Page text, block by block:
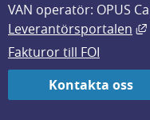
VAN operatör: OPUS
Leverantörsportalen
Fakturor till FOI
Kontakta oss